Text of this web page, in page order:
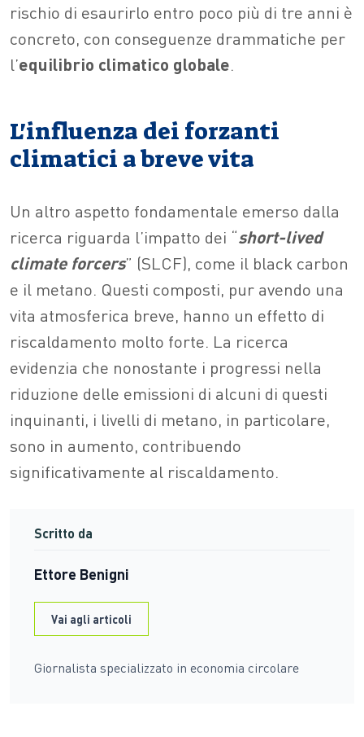
rischio di esaurirlo entro poco più di tre anni è
concreto, con conseguenze drammatiche per
l’equilibrio climatico globale.
L'influenza dei forzanti
climatici a breve vita
Un altro aspetto fondamentale emerso dalla
ricerca riguarda l’impatto dei “short-lived
climate forcers” (SLCF), come il black carbon
e il metano. Questi composti, pur avendo una
vita atmosferica breve, hanno un effetto di
riscaldamento molto forte. La ricerca
evidenzia che nonostante i progressi nella
riduzione delle emissioni di alcuni di questi
inquinanti, i livelli di metano, in particolare,
sono in aumento, contribuendo
significativamente al riscaldamento.
Scritto da
Ettore Benigni
Vai agli articoli
Giornalista specializzato in economia circolare